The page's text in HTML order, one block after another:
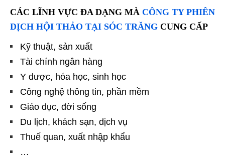
CÁC LĨNH VỰC ĐA DẠNG MÀ CÔNG TY PHIÊN
DỊCH HỘI THẢO TẠI SÓC TRĂNG CUNG CẤP
Kỹ thuật, sản xuất
Tài chính ngân hàng
Y dược, hóa học, sinh học
Công nghệ thông tin, phần mềm
Giáo dục, đời sống
Du lịch, khách sạn, dịch vụ
Thuế quan, xuất nhập khẩu
…